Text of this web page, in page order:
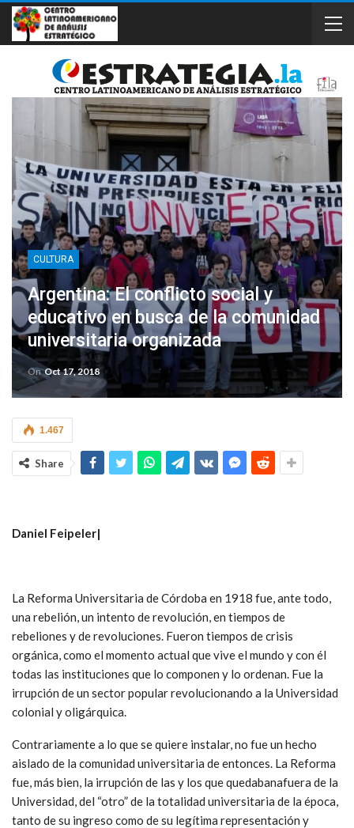
CULTURA
Argentina: El conflicto social y
educativo en busca de la comunidad
universitaria organizada
OnOct 17, 2018
1.467
Share
Daniel Feipeler|
La Reforma Universitaria de Córdoba en 1918 fue, ante todo,
una rebelión, un intento de revolución, en tiempos de
rebeliones y de revoluciones. Fueron tiempos de crisis
orgánica, como el momento actual que vive el mundo y con él
todas las instituciones que lo componen y lo ordenan. Fue la
irrupción de un sector popular revolucionando a la Universidad
colonial y oligárquica.
Contrariamente a lo que se quiere instalar, no fue un hecho
aislado de la comunidad universitaria de entonces. La Reforma
fue, más bien, la irrupción de las y los que quedabanafuera de la
Universidad, del “otro” de la totalidad universitaria de la época,
tanto de su ingreso como de su legítima representación y